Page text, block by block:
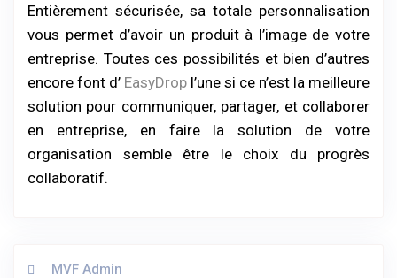
Entièrement sécurisée, sa totale personnalisation
vous permet d’avoir un produit à l’image de votre
entreprise. Toutes ces possibilités et bien d’autres
encore font d’ EasyDrop l’une si ce n’est la meilleure
solution pour communiquer, partager, et collaborer
en entreprise, en faire la solution de votre
organisation semble être le choix du progrès
collaboratif.
MVF Admin